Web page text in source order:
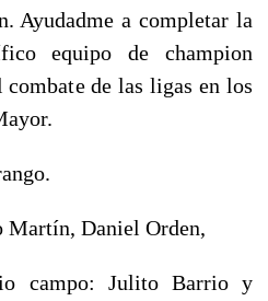
Ayudadme a completar la
equipo de champion
de las ligas en los
Martín, Daniel Orden,
campo: Julito Barrio y